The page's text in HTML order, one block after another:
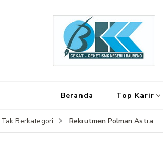
Beranda Top Karir
Tak Berkategori Rekrutmen Polman Astra